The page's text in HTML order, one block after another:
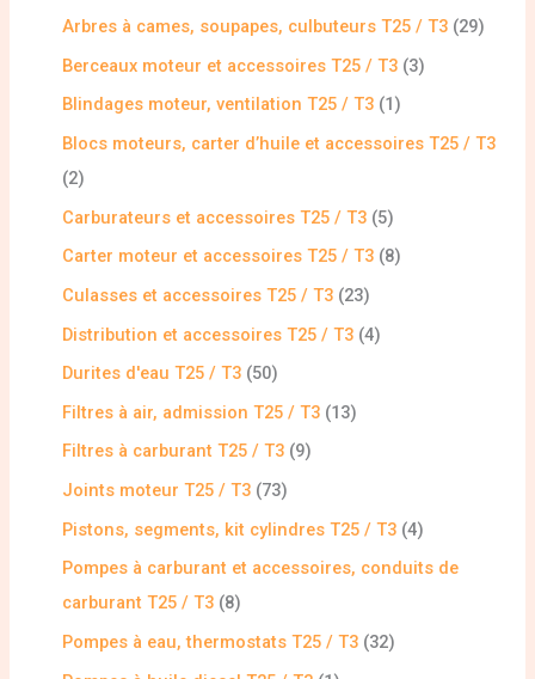
Arbres à cames, soupapes, culbuteurs T25 / T3 29
Berceaux moteur et accessoires T25 / T3 3
Blindages moteur, ventilation T25 / T3 1
Blocs moteurs, carter d’huile et accessoires T25 / T3
2
Carburateurs et accessoires T25 / T3 5
Carter moteur et accessoires T25 / T3 8
Culasses et accessoires T25 / T3 23
Distribution et accessoires T25 / T3 4
Durites d'eau T25 / T3 50
Filtres à air, admission T25 / T3 13
Filtres à carburant T25 / T3 9
Joints moteur T25 / T3 73
Pistons, segments, kit cylindres T25 / T3 4
Pompes à carburant et accessoires, conduits de
carburant T25 / T3 8
Pompes à eau, thermostats T25 / T3 32